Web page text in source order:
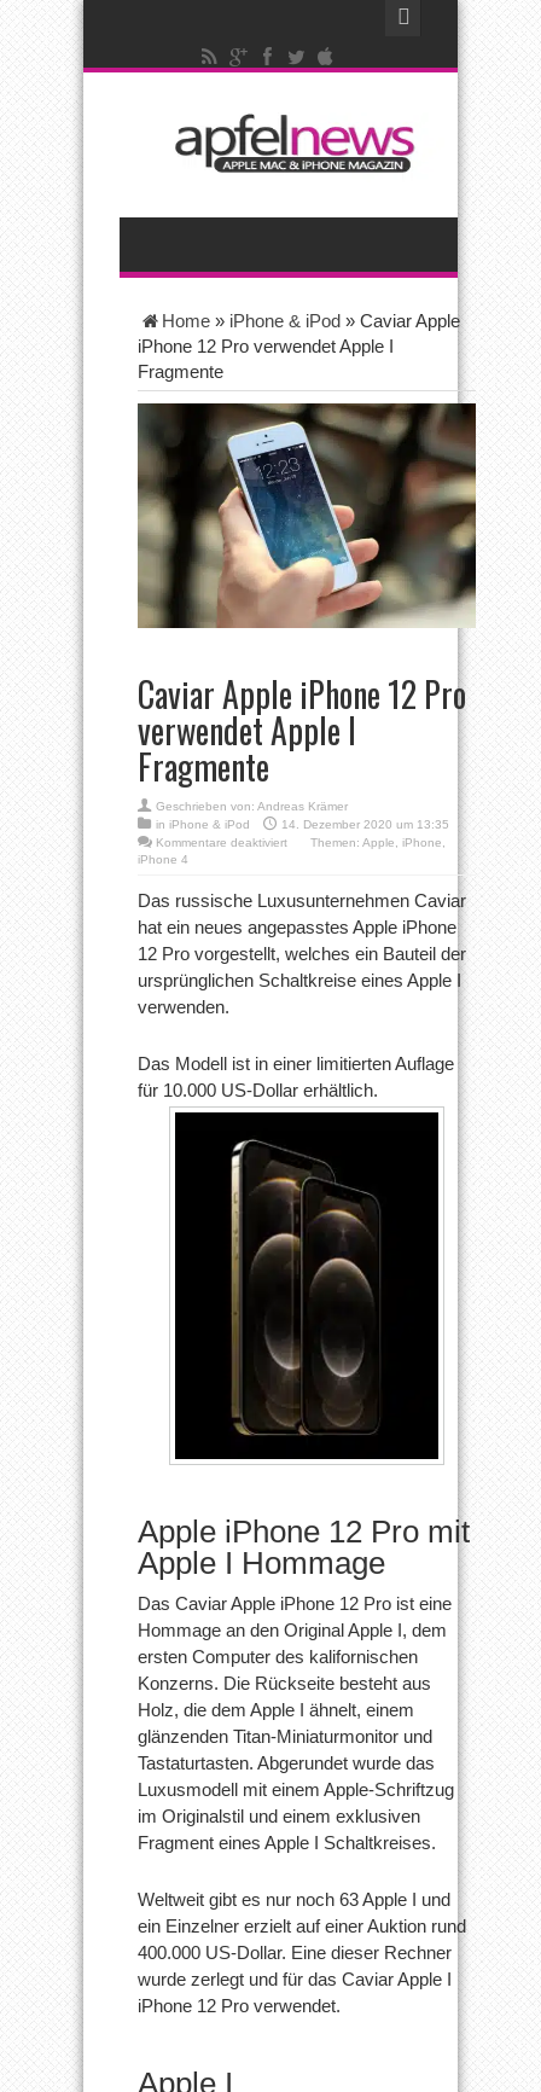
Home » iPhone & iPod » Caviar Apple
iPhone 12 Pro verwendet Apple I
Fragmente
Caviar Apple iPhone 12 Pro
verwendet Apple I
Fragmente
Geschrieben von: Andreas Krämer
in iPhone & iPod
14. Dezember 2020 um 13:35
Kommentare deaktiviertfür
12
Pro
Apple
I
Themen: Apple, iPhone,
iPhone 4
Das russische Luxusunternehmen Caviar
hat ein neues angepasstes Apple iPhone
12 Pro vorgestellt, welches ein Bauteil der
ursprünglichen Schaltkreise eines Apple I
verwenden.
Das Modell ist in einer limitierten Auflage
für 10.000 US-Dollar erhältlich.
Apple iPhone 12 Pro mit
Apple I Hommage
Das Caviar Apple iPhone 12 Pro ist eine
Hommage an den Original Apple I, dem
ersten Computer des kalifornischen
Konzerns. Die Rückseite besteht aus
Holz, die dem Apple I ähnelt, einem
glänzenden Titan-Miniaturmonitor und
Tastaturtasten. Abgerundet wurde das
Luxusmodell mit einem Apple-Schriftzug
im Originalstil und einem exklusiven
Fragment eines Apple I Schaltkreises.
Weltweit gibt es nur noch 63 Apple I und
ein Einzelner erzielt auf einer Auktion rund
400.000 US-Dollar. Eine dieser Rechner
wurde zerlegt und für das Caviar Apple I
iPhone 12 Pro verwendet.
Apple I